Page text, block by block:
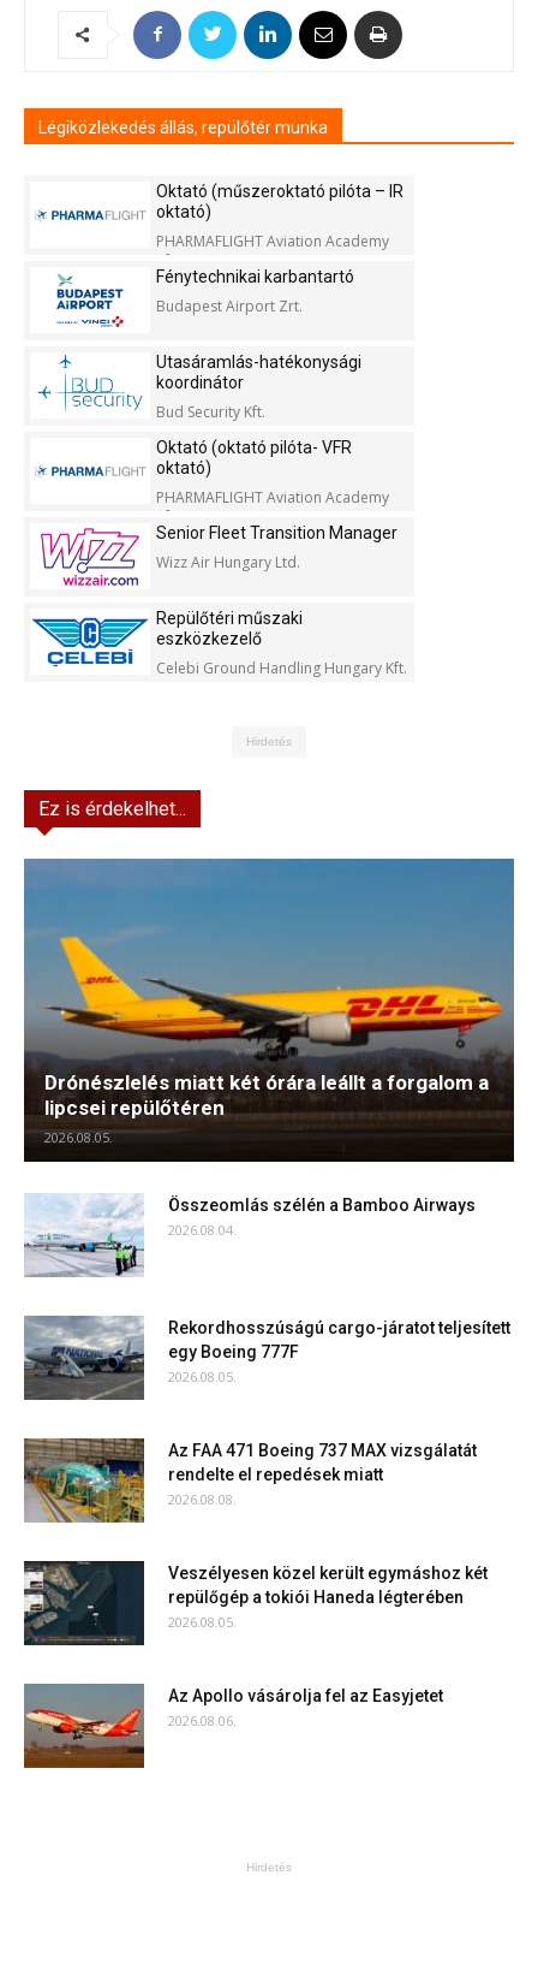
Légiközlekedés állás, repülőtér munka
Oktató (műszeroktató pilóta – IR
oktató)
PHARMAFLIGHT Aviation Academy
Kft.
Fénytechnikai karbantartó
Budapest Airport Zrt.
Utasáramlás-hatékonysági
koordinátor
Bud Security Kft.
Oktató (oktató pilóta- VFR
oktató)
PHARMAFLIGHT Aviation Academy
Kft.
Senior Fleet Transition Manager
Wizz Air Hungary Ltd.
Repülőtéri műszaki
eszközkezelő
Celebi Ground Handling Hungary Kft.
Hirdetés
Ez is érdekelhet...
Drónészlelés miatt két órára leállt a forgalom a
lipcsei repülőtéren
2026.08.05.
Összeomlás szélén a Bamboo Airways
2026.08.04.
Rekordhosszúságú cargo-járatot teljesített
egy Boeing 777F
2026.08.05.
Az FAA 471 Boeing 737 MAX vizsgálatát
rendelte el repedések miatt
2026.08.08.
Veszélyesen közel került egymáshoz két
repülőgép a tokiói Haneda légterében
2026.08.05.
Az Apollo vásárolja fel az Easyjetet
2026.08.06.
Hirdetés